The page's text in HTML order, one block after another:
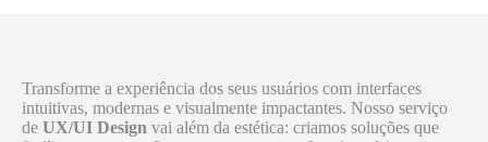
Transforme a experiência dos seus usuários com interfaces
intuitivas, modernas e visualmente impactantes. Nosso serviço
de UX/UI Design vai além da estética: criamos soluções que